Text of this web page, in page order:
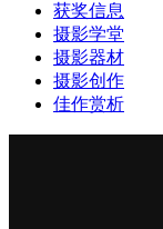
获奖信息
摄影学堂
摄影器材
摄影创作
佳作赏析